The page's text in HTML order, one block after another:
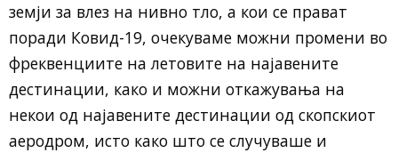
земји за влез на нивно тло, а кои се прават
поради Ковид-19, очекуваме можни промени во
фреквенциите на летовите на најавените
дестинации, како и можни откажувања на
некои од најавените дестинации од скопскиот
аеродром, исто како што се случуваше и